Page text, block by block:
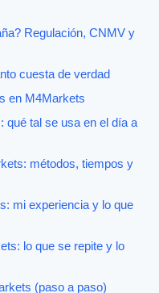
Regulación, CNMV y
cuesta de verdad
en M4Markets
qué tal se usa en el día a
métodos, tiempos y
mi experiencia y lo que
lo que se repite y lo
(paso a paso)